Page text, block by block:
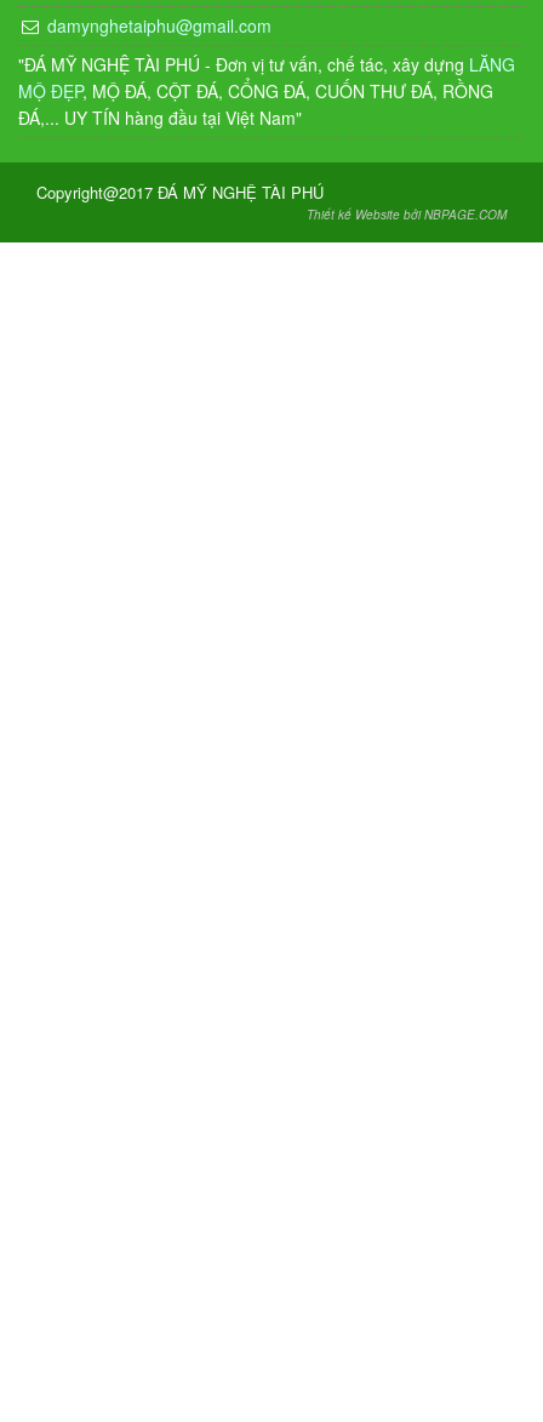
damynghetaiphu@gmail.com
"ĐÁ MỸ NGHỆ TÀI PHÚ - Đơn vị tư vấn, chế tác, xây dựng LĂNG
MỘ ĐẸP, MỘ ĐÁ, CỘT ĐÁ, CỔNG ĐÁ, CUỐN THƯ ĐÁ, RỒNG
ĐÁ,... UY TÍN hàng đầu tại Việt Nam"
Copyright@2017 ĐÁ MỸ NGHỆ TÀI PHÚ
Thiết kế Website bởi NBPAGE.COM